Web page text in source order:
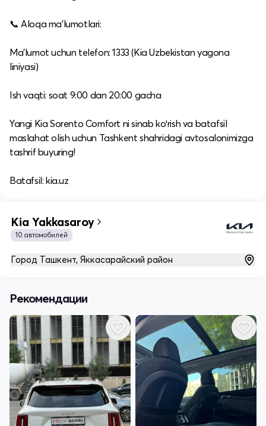
📞 Aloqa ma’lumotlari:
Ma’lumot uchun telefon: 1333 (Kia Uzbekistan yagona
liniyasi)
Ish vaqti: soat 9:00 dan 20:00 gacha
Yangi Kia Sorento Comfort ni sinab koʻrish va batafsil
maslahat olish uchun Tashkent shahridagi avtosalonimizga
tashrif buyuring!
Batafsil: kia.uz
Kia Yakkasaroy
10 автомобилей
Город Ташкент, Яккасарайский район
Рекомендации